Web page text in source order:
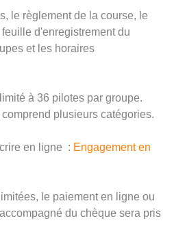
le règlement de la course, le
d'enregistrement du
et les horaires
à 36 pilotes par groupe.
plusieurs catégories.
en ligne : Engagement en
le paiement en ligne ou
du chèque sera pris